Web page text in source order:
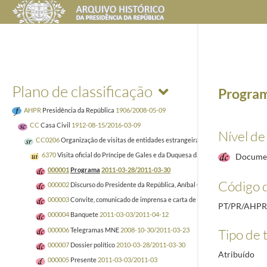
Plano de classificação
AHPR Presidência da República 1906/2008-05-09
CC Casa Civil 1912-08-15/2016-03-09
CC0206Organização de visitas de entidades estrangeiras
1929-10-02/2005-12-
6370Visita oficial do Príncipe de Gales e da Duquesa da Cornualha. 28-30 Mar.
000001 Programa2011-03-28/2011-03-30
000002 Discurso do Presidente da República, Aníbal Cavaco Silva, por
000003Convite, comunicado de imprensa e carta de agradecimento
000004 Banquete 2011-03-03/2011-04-12
000006Telegramas MNE 2008-10-30/2011-03-23
000007 Dossier político 2010-03-28/2011-03-30
000005 Presente 2011-03-03/2011-03
Nível
Código
PT/PR/
Tipo de
Atribuído